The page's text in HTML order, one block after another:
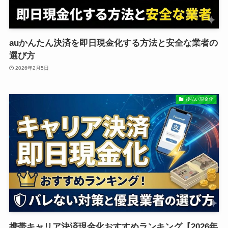
auかんたん決済を即日現金化する方法と安全な業者の
選び方
2026年2月5日
後払い現金化